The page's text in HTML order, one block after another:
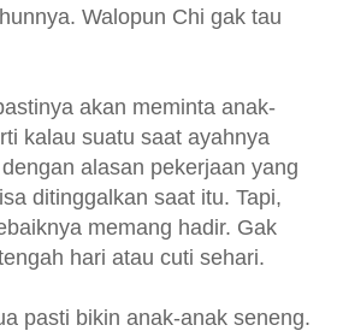
Walopun Chi gak tau
akan meminta anak-
kalau suatu saat ayahnya
alasan pekerjaan yang
ditinggalkan saat itu. Tapi,
memang hadir. Gak
hari atau cuti sehari.
pasti bikin anak-anak seneng.